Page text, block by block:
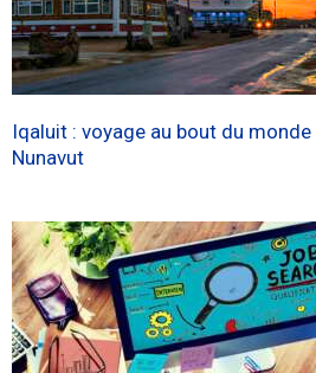
Iqaluit : voyage au bout du
Nunavut